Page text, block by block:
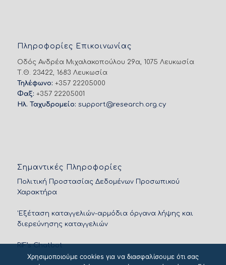
Πληροφορίες Επικοινωνίας
Οδός Ανδρέα Μιχαλακοπούλου 29α, 1075 Λευκωσία
Τ.Θ. 23422, 1683 Λευκωσία
Τηλέφωνο: +357 22205000
Φαξ: +357 22205001
Ηλ. Ταχυδρομείο: support@research.org.cy
Σημαντικές Πληροφορίες
Πολιτική Προστασίας Δεδομένων Προσωπικού
Χαρακτήρα
'Εξέταση καταγγελιών-αρμόδια όργανα λήψης και
διερεύνησης καταγγελιών
RIF’s Chatbot
Χρησιμοποιούμε cookies για να διασφαλίσουμε ότι σας